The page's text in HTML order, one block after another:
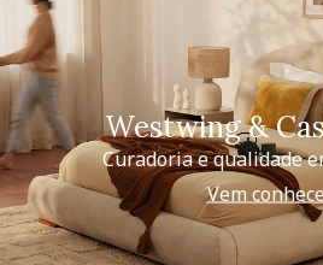
Westwing &
Curadoria e qualidade
Vem